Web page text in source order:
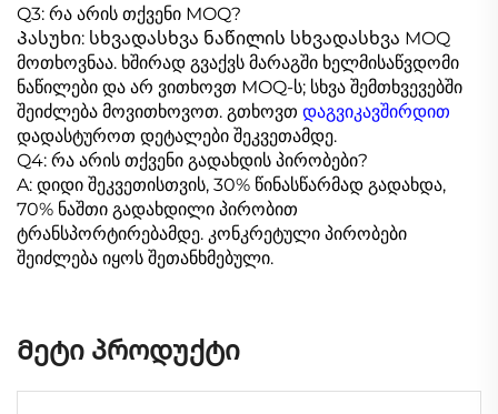
Q3: რა არის თქვენი MOQ?
Პასუხი: სხვადასხვა ნაწილის სხვადასხვა MOQ
მოთხოვნაა. ხშირად გვაქვს მარაგში ხელმისაწვდომი
ნაწილები და არ ვითხოვთ MOQ-ს; სხვა შემთხვევებში
შეიძლება მოვითხოვოთ. გთხოვთ დაგვიკავშირდით
დადასტუროთ დეტალები შეკვეთამდე.
Q4: რა არის თქვენი გადახდის პირობები?
A: დიდი შეკვეთისთვის, 30% წინასწარმად გადახდა,
70% ნაშთი გადახდილი პირობით
ტრანსპორტირებამდე. კონკრეტული პირობები
შეიძლება იყოს შეთანხმებული.
Მეტი პროდუქტი